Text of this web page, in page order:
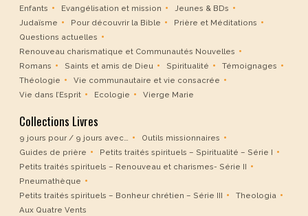
Enfants
Evangélisation et mission
Jeunes & BDs
Judaïsme
Pour découvrir la Bible
Prière et Méditations
Questions actuelles
Renouveau charismatique et Communautés Nouvelles
Romans
Saints et amis de Dieu Spiritualité
Témoignages
Théologie
Vie communautaire et vie consacrée
Vie dans l’Esprit
Ecologie Vierge Marie
Collections Livres
9 jours pour / 9 jours avec…
Outils missionnaires
Guides de prière
Petits traités spirituels – Spiritualité – Série I
Petits traités spirituels – Renouveau et charismes- Série II
Pneumathèque
Petits traités spirituels – Bonheur chrétien – Série III
Theologia
Aux Quatre Vents